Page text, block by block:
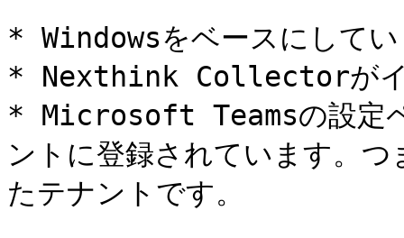
* Windowsをベースにしてい
* Nexthink Collectorがイ
* Microsoft Teamsの設定
ントに登録されています。
たテナントです。